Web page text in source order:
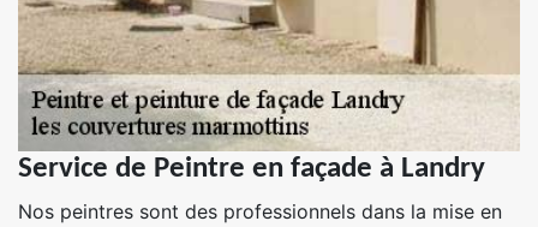
Service de Peintre en façade à Landry
Nos peintres sont des professionnels dans la mise en